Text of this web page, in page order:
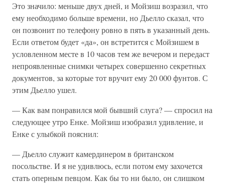
Это значило: меньше двух дней, и Мойзиш возразил, что
ему необходимо больше времени, но Дьелло сказал, что
он позвонит по телефону ровно в пять в указанный день.
Если ответом будет «да», он встретится с Мойзишем в
условленном месте в 10 часов тем же вечером и передаст
непроявленные снимки четырех совершенно секретных
документов, за которые тот вручит ему 20 000 фунтов. С
этим Дьелло ушел.
— Как вам понравился мой бывший слуга? — спросил на
следующее утро Енке. Мойзиш изобразил удивление, и
Енке с улыбкой пояснил:
— Дьелло служит камердинером в британском
посольстве. И я не удивлюсь, если потом ему захочется
стать оперным певцом. Как бы то ни было, он слишком